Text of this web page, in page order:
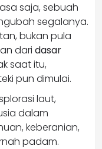
saja, sebuah
segalanya.
bukan pula
dari dasar
saat itu,
pun dimulai.
laut,
dalam
keberanian,
padam.